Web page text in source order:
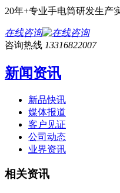
20年+专业手电筒研发生产
在线咨询
咨询热线 13316822007
新闻资讯
新品快讯
媒体报道
客户见证
公司动态
业界资讯
相关资讯